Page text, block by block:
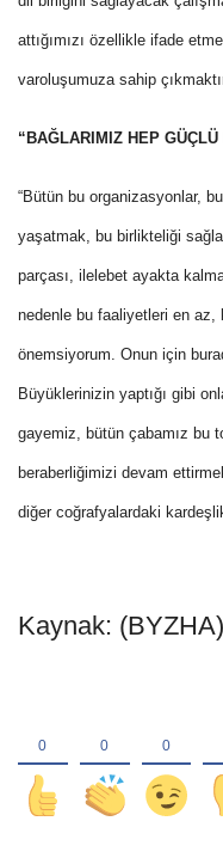
attığımızı özellikle ifade
varoluşumuza sahip
“BAĞLARIMIZ HEP
“Bütün bu organizasyonlar,
yaşatmak, bu birlikteliği
parçası, ilelebet ayakta
nedenle bu faaliyetleri en az,
önemsiyorum. Onun için
Büyüklerinizin yaptığı gibi
gayemiz, bütün çabamız bu
beraberliğimizi devam
diğer coğrafyalardaki
Kaynak: